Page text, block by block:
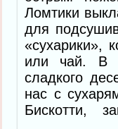
Ломтики
для
«сухарики»,
или чай. В
сладкого
нас с
Бискотти,